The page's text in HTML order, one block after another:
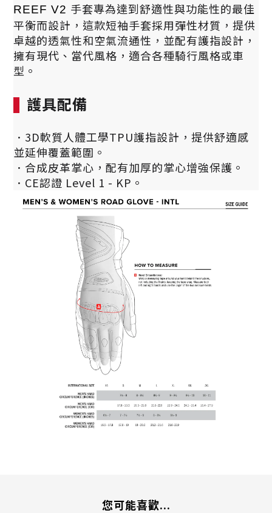
REEF V2 手套專為達到舒適性與功能性的最佳
平衡而設計，這款短袖手套採用彈性材質，提供
卓越的透氣性和空氣流通性，並配有護指設計，
擁有現代、當代風格，適合各種騎行風格或車
型。
護具配備
．3D軟質人體工學TPU護指設計，提供舒適感
並延伸覆蓋範圍。
． 合成皮革掌心，配有加厚的掌心增強保護。
． CE認證 Level 1 - KP。
您可能喜歡...